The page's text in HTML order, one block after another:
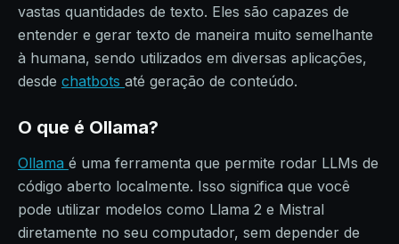
vastas quantidades de texto. Eles são capazes de
entender e gerar texto de maneira muito semelhante
à humana, sendo utilizados em diversas aplicações,
desde chatbots até geração de conteúdo.
O que é Ollama?
Ollama é uma ferramenta que permite rodar LLMs de
código aberto localmente. Isso significa que você
pode utilizar modelos como Llama 2 e Mistral
diretamente no seu computador, sem depender de